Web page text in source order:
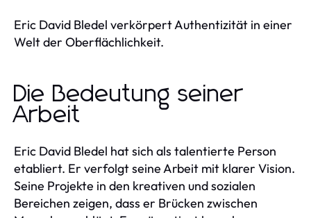
Eric David Bledel verkörpert Authentizität in einer
Welt der Oberflächlichkeit.
Die Bedeutung seiner
Arbeit
Eric David Bledel hat sich als talentierte Person
etabliert. Er verfolgt seine Arbeit mit klarer Vision.
Seine Projekte in den kreativen und sozialen
Bereichen zeigen, dass er Brücken zwischen